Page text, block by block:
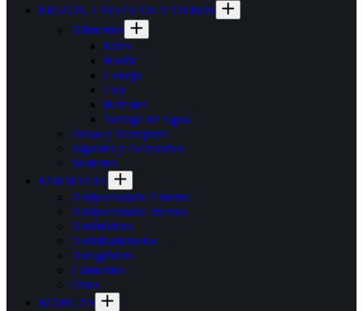
ERIZOS, EXOTICOS Y OTROS
Alimentos
Erizo
Hurón
Conejo
Cuy
Hamster
Tortuga de Agua
Jaulas y Transporte
Juguetes y Accesorios
Sustratos
FARMACIA
Antiparasitario Externo
Antiparasitario Interno
Antibióticos
Antinflamatorios
Analgésicos
Calmantes
Otros
MARCAS